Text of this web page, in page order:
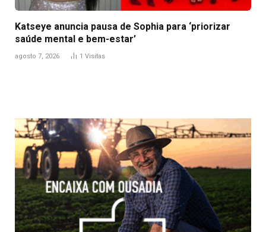
Katseye anuncia pausa de Sophia para ‘priorizar
saúde mental e bem-estar’
agosto 7, 2026 1 Visitas